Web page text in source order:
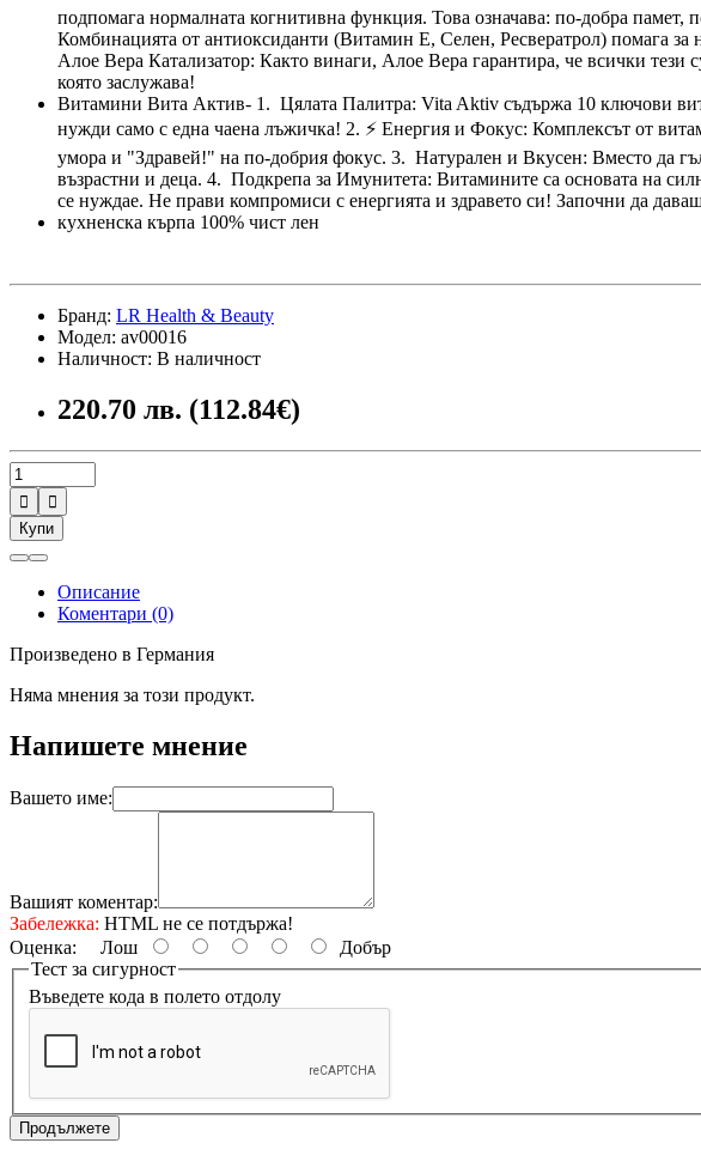
подпомага нормалната когнитивна функция. Това означава: по-добра
Комбинацията от антиоксиданти (Витамин Е, Селен, Ресвератрол) помага за
Алое Вера Катализатор: Както винаги, Алое Вера гарантира, че всички
която заслужава!
Витамини Вита Актив- 1. Цялата Палитра: Vita Aktiv съдържа 10 ключови
нужди само с една чаена лъжичка! 2. ⚡ Енергия и Фокус: Комплексът от
умора и "Здравей!" на по-добрия фокус. 3. Натурален и Вкусен: Вместо да
възрастни и деца. 4. Подкрепа за Имунитета: Витамините са основата на
се нуждае. Не прави компромиси с енергията и здравето си! Започни да
кухненска кърпа 100% чист лен
Бранд: LR Health & Beauty
Модел: av00016
Наличност: В наличност
220.70 лв. (112.84€)


Купи
Описание
Коментари (0)
Произведено в Германия
Няма мнения за този продукт.
Напишете мнение
Вашето име:
Вашият коментар:
Забележка: HTML не се потдържа!
Оценка: Лош
Добър
Тест за сигурност
Въведете кода в полето отдолу
Продължете